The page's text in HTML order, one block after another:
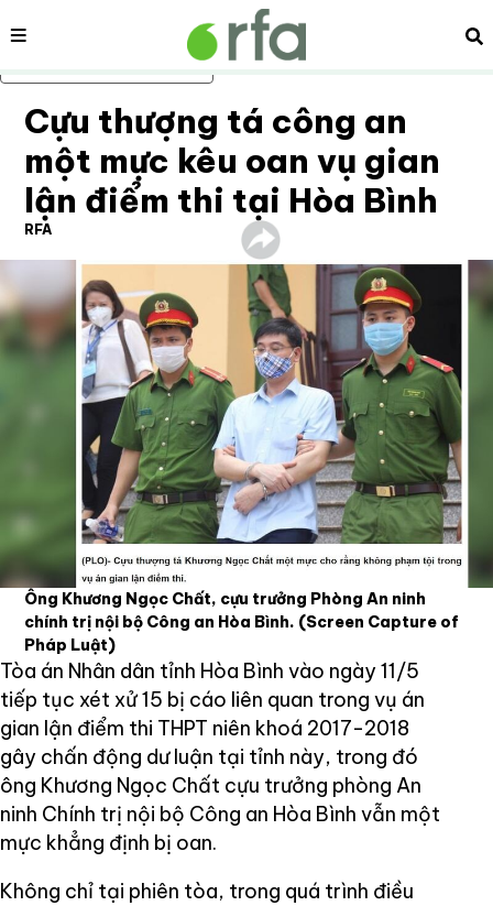
Bỏ qua nội dung chính
Nội dung
Cựu thượng tá công an
một mực kêu oan vụ gian
lận điểm thi tại Hòa Bình
RFA
Ông Khương Ngọc Chất, cựu trưởng Phòng An ninh
chính trị nội bộ Công an Hòa Bình. (Screen Capture of
Pháp Luật)
Tòa án Nhân dân tỉnh Hòa Bình vào ngày 11/5
tiếp tục xét xử 15 bị cáo liên quan trong vụ án
gian lận điểm thi THPT niên khoá 2017-2018
gây chấn động dư luận tại tỉnh này, trong đó
ông Khương Ngọc Chất cựu trưởng phòng An
ninh Chính trị nội bộ Công an Hòa Bình vẫn một
mực khẳng định bị oan.
Không chỉ tại phiên tòa, trong quá trình điều